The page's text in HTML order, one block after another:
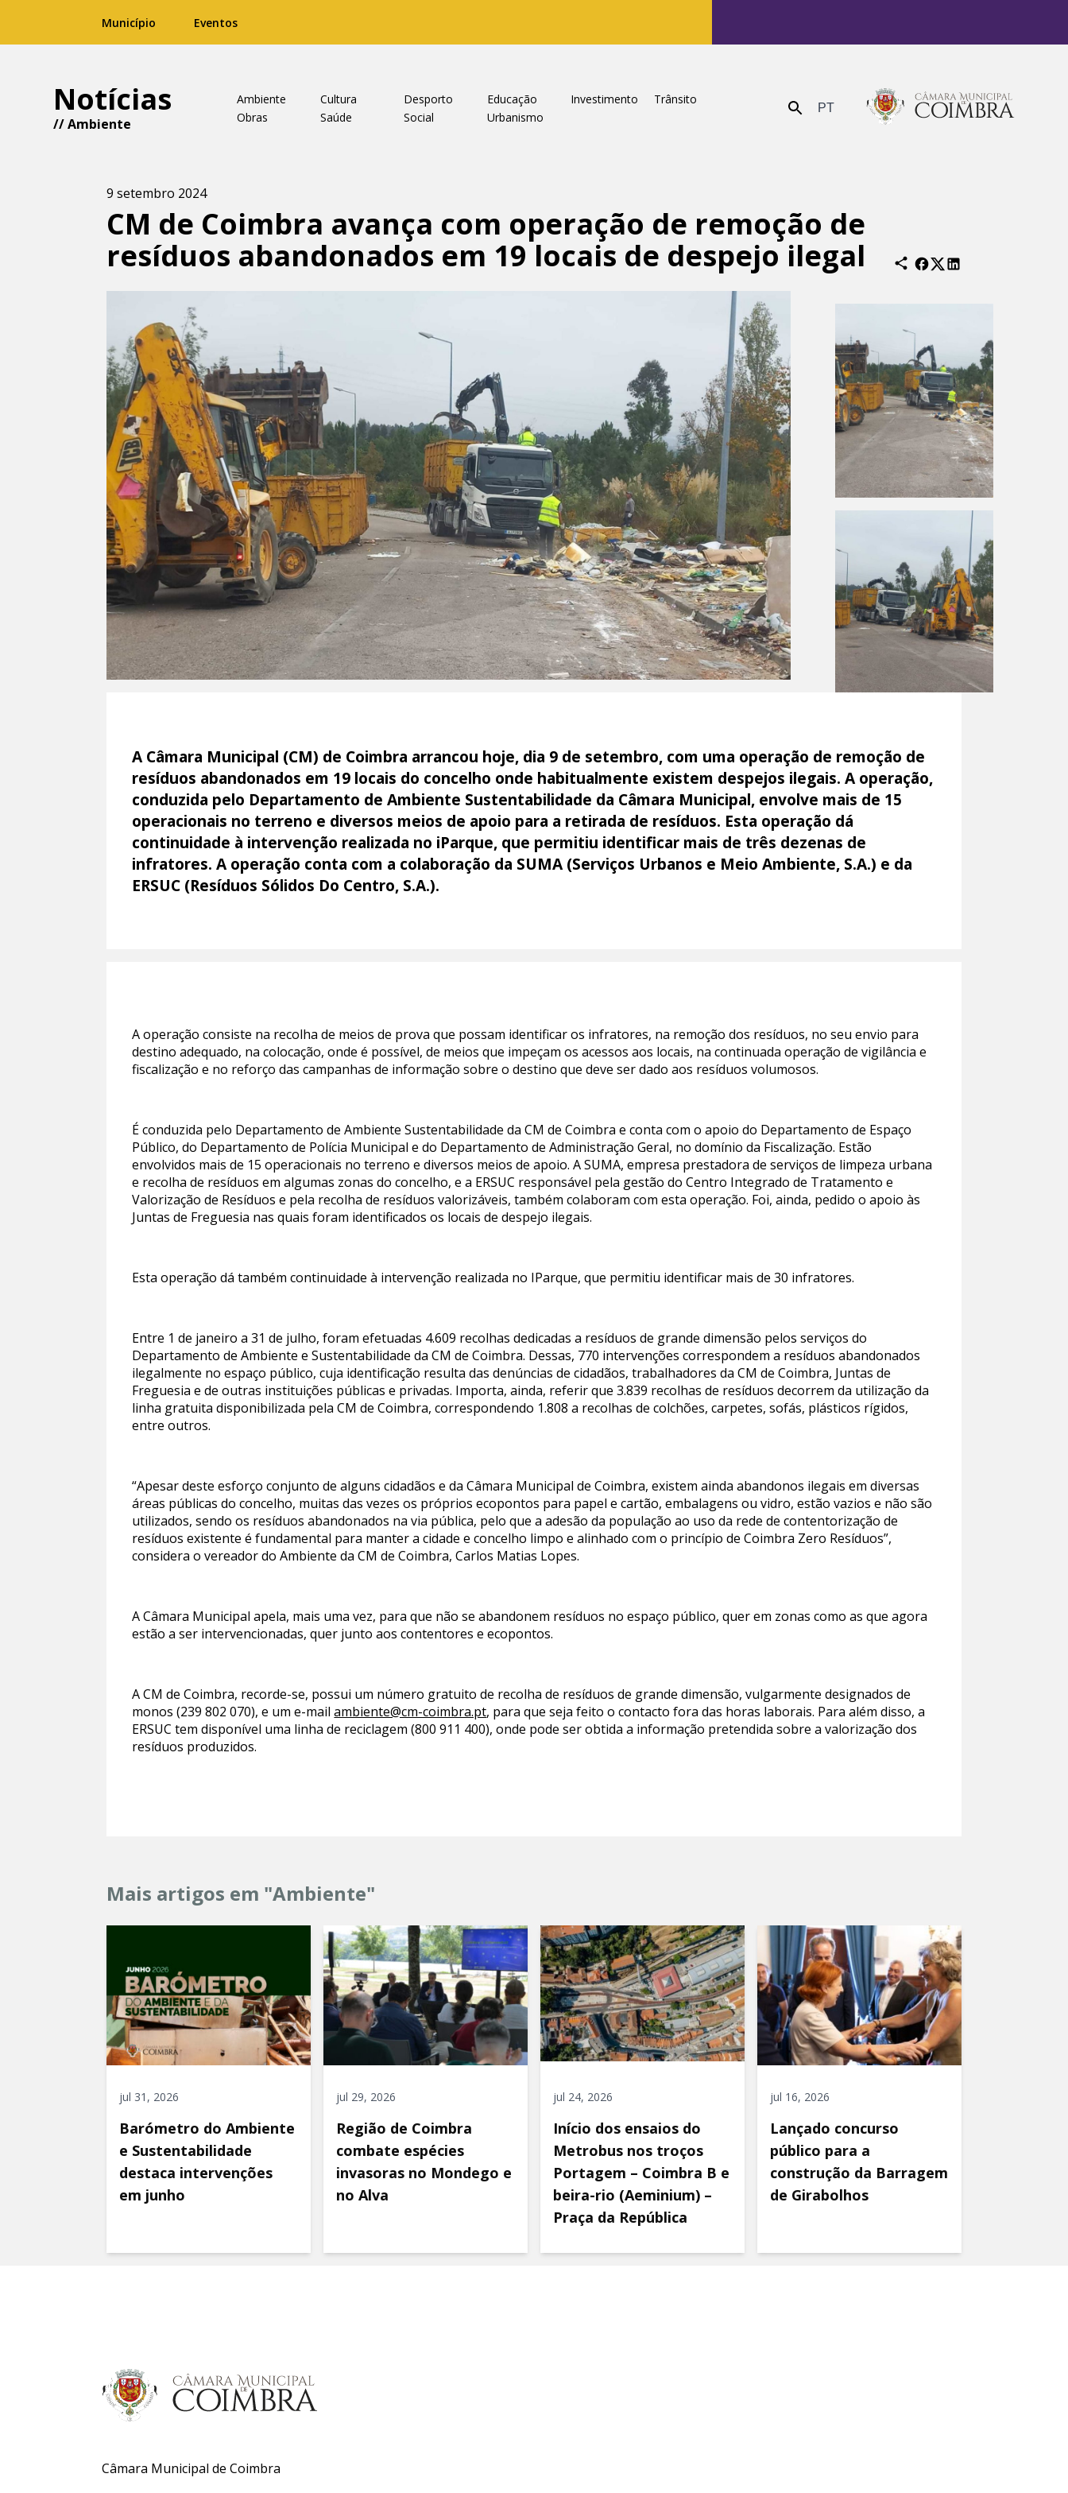
Município Eventos
Notícias
//Ambiente
Ambiente Cultura Desporto Educação Investimento
Trânsito
Obras
Saúde Social Urbanismo Enviar PT
9 setembro 2024
CM de Coimbra avança com operação de remoção de
resíduos abandonados em 19 locais de despejo ilegal
A Câmara Municipal (CM) de Coimbra arrancou hoje, dia 9 de setembro, com uma operação de remoção de
resíduos abandonados em 19 locais do concelho onde habitualmente existem despejos ilegais. A operação,
conduzida pelo Departamento de Ambiente Sustentabilidade da Câmara Municipal, envolve mais de 15
operacionais no terreno e diversos meios de apoio para a retirada de resíduos. Esta operação dá
continuidade à intervenção realizada no iParque, que permitiu identificar mais de três dezenas de
infratores. A operação conta com a colaboração da SUMA (Serviços Urbanos e Meio Ambiente, S.A.) e da
ERSUC (Resíduos Sólidos Do Centro, S.A.).
A operação consiste na recolha de meios de prova que possam identificar os infratores, na remoção dos resíduos, no seu envio para
destino adequado, na colocação, onde é possível, de meios que impeçam os acessos aos locais, na continuada operação de vigilância e
fiscalização e no reforço das campanhas de informação sobre o destino que deve ser dado aos resíduos volumosos.
É conduzida pelo Departamento de Ambiente Sustentabilidade da CM de Coimbra e conta com o apoio do Departamento de Espaço
Público, do Departamento de Polícia Municipal e do Departamento de Administração Geral, no domínio da Fiscalização. Estão
envolvidos mais de 15 operacionais no terreno e diversos meios de apoio. A SUMA, empresa prestadora de serviços de limpeza urbana
e recolha de resíduos em algumas zonas do concelho, e a ERSUC responsável pela gestão do Centro Integrado de Tratamento e
Valorização de Resíduos e pela recolha de resíduos valorizáveis, também colaboram com esta operação. Foi, ainda, pedido o apoio às
Juntas de Freguesia nas quais foram identificados os locais de despejo ilegais.
Esta operação dá também continuidade à intervenção realizada no IParque, que permitiu identificar mais de 30 infratores.
Entre 1 de janeiro a 31 de julho, foram efetuadas 4.609 recolhas dedicadas a resíduos de grande dimensão pelos serviços do
Departamento de Ambiente e Sustentabilidade da CM de Coimbra. Dessas, 770 intervenções correspondem a resíduos abandonados
ilegalmente no espaço público, cuja identificação resulta das denúncias de cidadãos, trabalhadores da CM de Coimbra, Juntas de
Freguesia e de outras instituições públicas e privadas. Importa, ainda, referir que 3.839 recolhas de resíduos decorrem da utilização da
linha gratuita disponibilizada pela CM de Coimbra, correspondendo 1.808 a recolhas de colchões, carpetes, sofás, plásticos rígidos,
entre outros.
“Apesar deste esforço conjunto de alguns cidadãos e da Câmara Municipal de Coimbra, existem ainda abandonos ilegais em diversas
áreas públicas do concelho, muitas das vezes os próprios ecopontos para papel e cartão, embalagens ou vidro, estão vazios e não são
utilizados, sendo os resíduos abandonados na via pública, pelo que a adesão da população ao uso da rede de contentorização de
resíduos existente é fundamental para manter a cidade e concelho limpo e alinhado com o princípio de Coimbra Zero Resíduos”,
considera o vereador do Ambiente da CM de Coimbra, Carlos Matias Lopes.
A Câmara Municipal apela, mais uma vez, para que não se abandonem resíduos no espaço público, quer em zonas como as que agora
estão a ser intervencionadas, quer junto aos contentores e ecopontos.
A CM de Coimbra, recorde-se, possui um número gratuito de recolha de resíduos de grande dimensão, vulgarmente designados de
monos (239 802 070), e um e-mailambiente@cm-coimbra.pt, para que seja feito o contacto fora das horas laborais. Para além disso, a
ERSUC tem disponível uma linha de reciclagem (800 911 400), onde pode ser obtida a informação pretendida sobre a valorização dos
resíduos produzidos.
Mais artigos em "Ambiente"
jul 31, 2026
Barómetro do Ambiente
e Sustentabilidade
destaca intervenções
em junho
jul 29, 2026
Região de Coimbra
combate espécies
invasoras no Mondego e
no Alva
jul 24, 2026
Início dos ensaios do
Metrobus nos troços
Portagem – Coimbra B e
beira-rio (Aeminium) –
Praça da República
jul 16, 2026
Lançado concurso
público para a
construção da Barragem
de Girabolhos
Câmara Municipal de Coimbra